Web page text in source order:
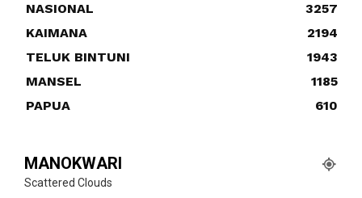
NASIONAL
3257
KAIMANA
2194
TELUK BINTUNI
1943
MANSEL
1185
PAPUA
610
MANOKWARI
Scattered Clouds